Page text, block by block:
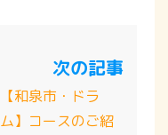
次の記事
【和泉市・ドラ
ム】コースのご紹